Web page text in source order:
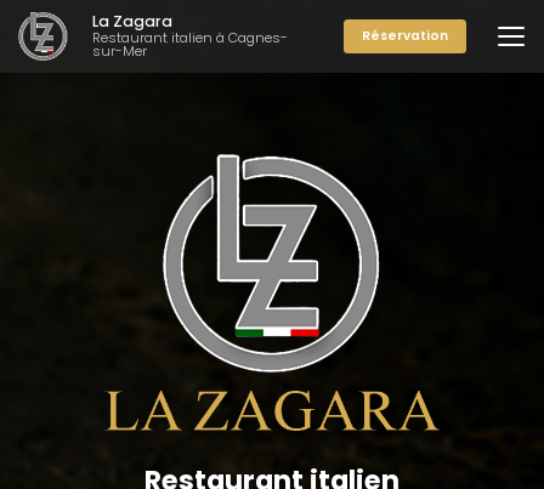
Aller
au
contenu
principal
La Zagara
Restaurant italien à Cagnes-
sur-Mer
Réservation
Restaurant italien